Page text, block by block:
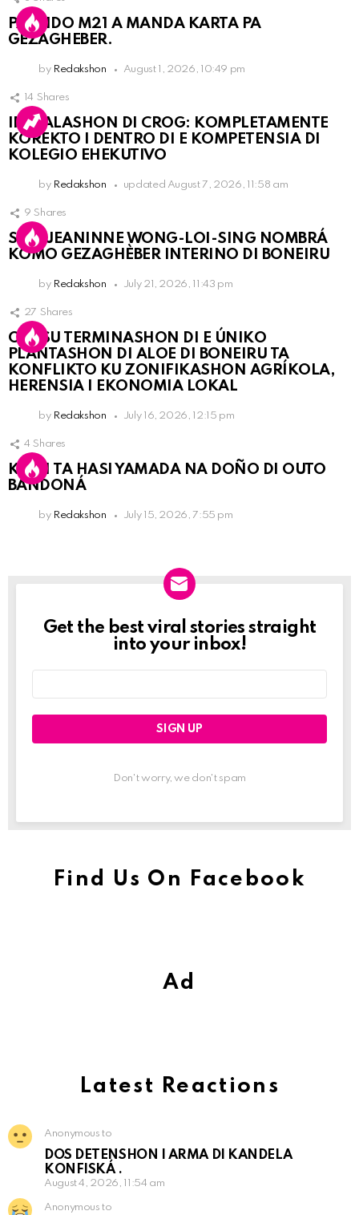
PARTIDO M21 A MANDA KARTA PA
GEZAGHEBER.
by Redakshon August 1, 2026, 10:49 pm
14 Shares
INSTALASHON DI CROG: KOMPLETAMENTE
KOREKTO I DENTRO DI E KOMPETENSIA DI
KOLEGIO EHEKUTIVO
by Redakshon updated August 7, 2026, 11:58 am
9 Shares
SRA. JEANINNE WONG-LOI-SING NOMBRÁ
KOMO GEZAGHÈBER INTERINO DI BONEIRU
by Redakshon July 21, 2026, 11:43 pm
27 Shares
OLB SU TERMINASHON DI E ÚNIKO
PLANTASHON DI ALOE DI BONEIRU TA
KONFLIKTO KU ZONIFIKASHON AGRÍKOLA,
HERENSIA I EKONOMIA LOKAL
by Redakshon July 16, 2026, 12:15 pm
4 Shares
KPCN TA HASI YAMADA NA DOÑO DI OUTO
BANDONÁ
by Redakshon July 15, 2026, 7:55 pm
Newslett
Get the best viral stories straight
into your inbox!
Don't worry, we don't spam
Find Us On Facebook
Ad
Latest Reactions
Anonymous to
DOS DETENSHON I ARMA DI KANDELA
KONFISKÁ .
August 4, 2026, 11:54 am
Anonymous to